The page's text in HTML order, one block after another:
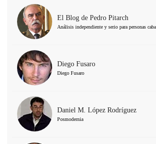
El Blog de Pedro Pitarch
Análisis independiente y serio para personas
Diego Fusaro
Diego Fusaro
Daniel M. López Rodríguez
Posmodernia